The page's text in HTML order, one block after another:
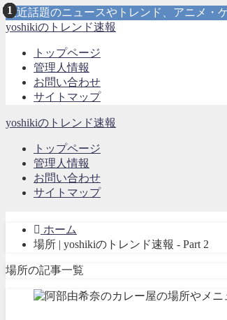
最近話題のニュースやトレンド、アニメ・
yoshikiのトレンド速報
トップページ
管理人情報
お問い合わせ
サイトマップ
yoshikiのトレンド速報
トップページ
管理人情報
お問い合わせ
サイトマップ
ホーム
場所 | yoshikiのトレンド速報 - Part 2
場所の記事一覧